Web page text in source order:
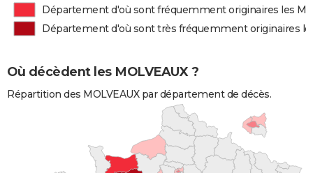
Département d'où sont fréquemment originaires les
Département d'où sont très fréquemment originaires
Où décèdent les MOLVEAUX ?
Répartition des MOLVEAUX par département de décès.